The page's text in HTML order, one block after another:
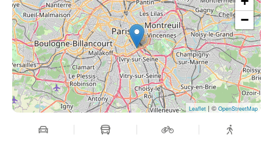
−
Leaflet | © OpenStreetMap